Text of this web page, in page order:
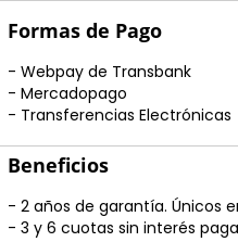
Formas de Pago
- Webpay de Transbank
- Mercadopago
- Transferencias Electrónicas
Beneficios
- 2 años de garantía. Únicos
- 3 y 6 cuotas sin interés